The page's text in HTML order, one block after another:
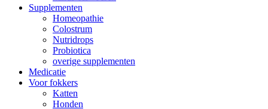
Supplementen
Homeopathie
Colostrum
Nutridrops
Probiotica
overige supplementen
Medicatie
Voor fokkers
Katten
Honden